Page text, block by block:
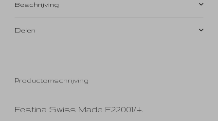
Beschrijving
Delen
Productomschrijving
Festina Swiss Made F22001/4.